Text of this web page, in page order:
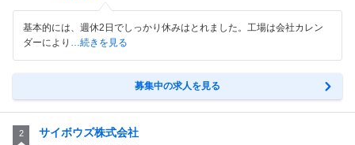
基本的には、週休2日でしっかり休みはとれました。工場は会社カレン
ダーにより …続きを見る
募集中の求人を見る
2 サイボウズ株式会社